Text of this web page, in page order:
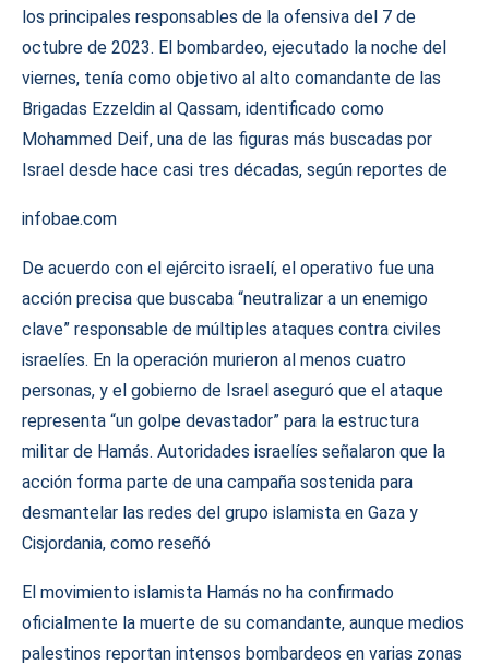
los principales responsables de la ofensiva del 7 de
octubre de 2023. El bombardeo, ejecutado la noche del
viernes, tenía como objetivo al alto comandante de las
Brigadas Ezzeldin al Qassam, identificado como
Mohammed Deif, una de las figuras más buscadas por
Israel desde hace casi tres décadas, según reportes de
infobae.com
De acuerdo con el ejército israelí, el operativo fue una
acción precisa que buscaba “neutralizar a un enemigo
clave” responsable de múltiples ataques contra civiles
israelíes. En la operación murieron al menos cuatro
personas, y el gobierno de Israel aseguró que el ataque
representa “un golpe devastador” para la estructura
militar de Hamás. Autoridades israelíes señalaron que la
acción forma parte de una campaña sostenida para
desmantelar las redes del grupo islamista en Gaza y
Cisjordania, como reseñó
El movimiento islamista Hamás no ha confirmado
oficialmente la muerte de su comandante, aunque medios
palestinos reportan intensos bombardeos en varias zonas